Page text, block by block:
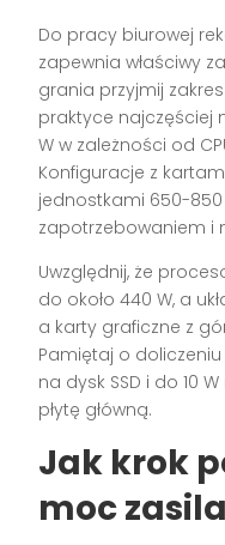
Do pracy biurowej
zapewnia właściwy
grania przyjmij
praktyce najczęściej
W w zależności od
Konfiguracje z
jednostkami 650-850
zapotrzebowaniem i
Uwzględnij, że
do około 440 W, a
a karty graficzne z
Pamiętaj o doliczeniu
na dysk SSD i do 10
płytę główną.
Jak krok
moc